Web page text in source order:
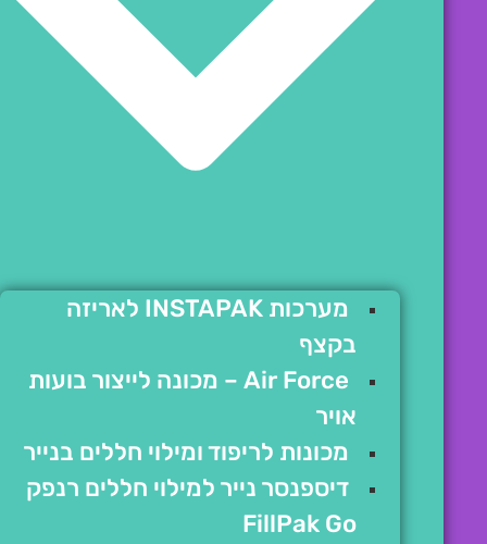
מערכות INSTAPAK לאריזה
בקצף
Air Force – מכונה לייצור בועות
אויר
מכונות לריפוד ומילוי חללים בנייר
דיספנסר נייר למילוי חללים רנפק
FillPak Go